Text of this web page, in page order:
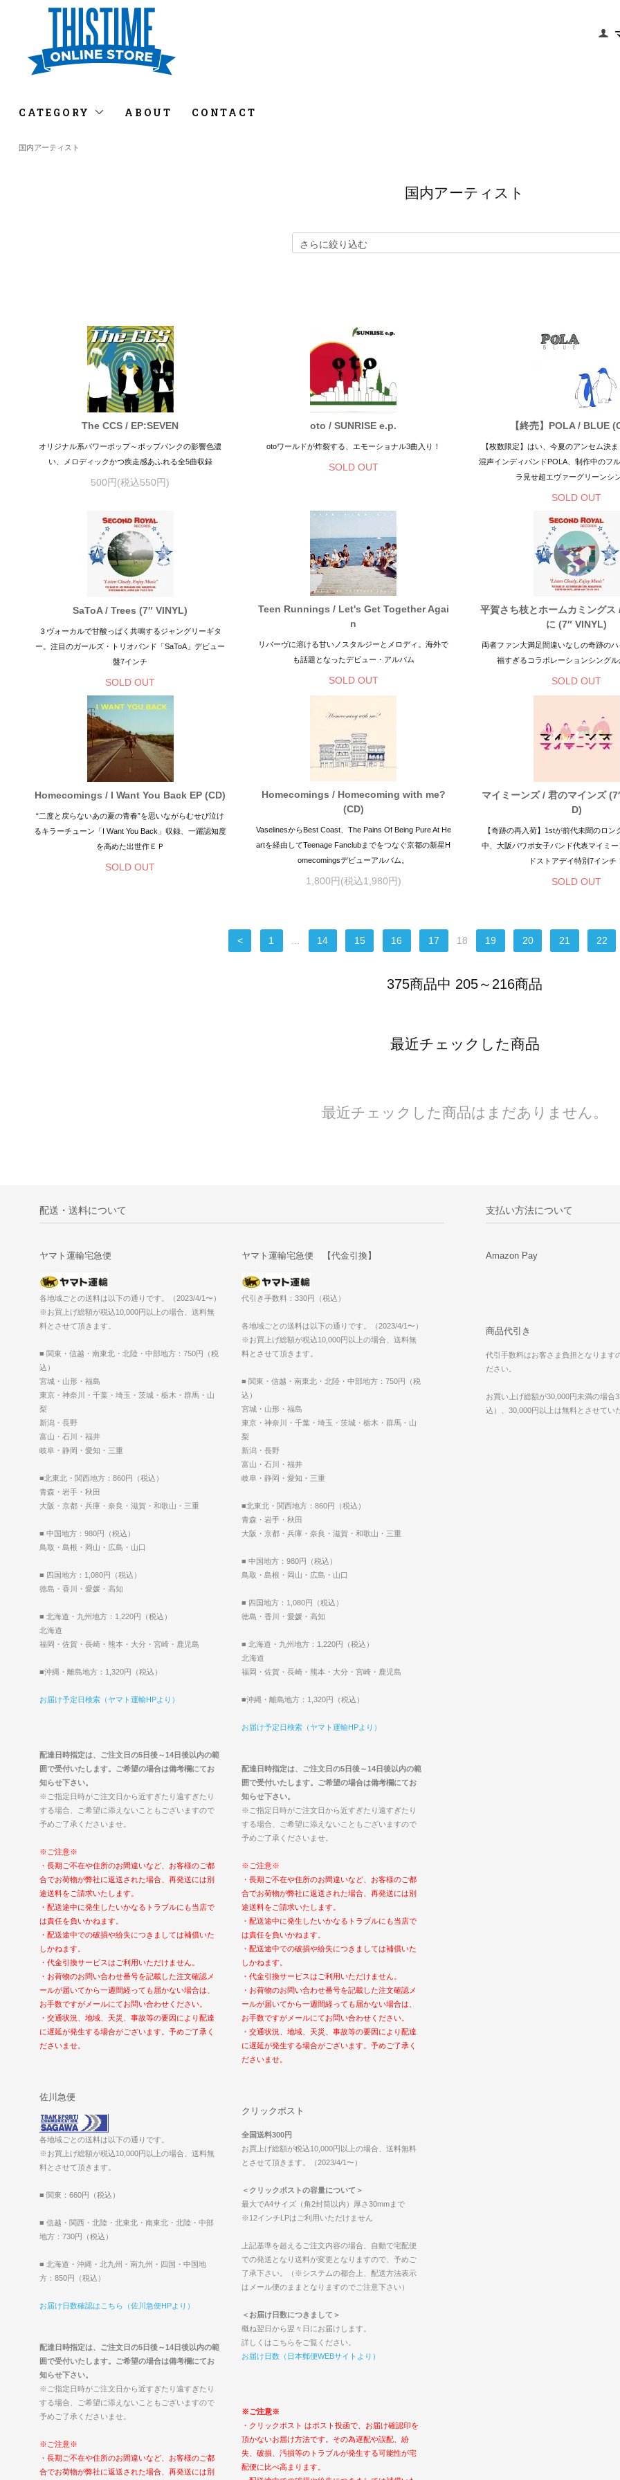
CATEGORY ABOUT CONTACT
国内アーティスト
国内アーティスト
The CCS / EP:SEVEN
オリジナル系パワーポップ～ポップパンクの影響色濃
い、メロディックかつ疾走感あふれる全5曲収録
500円(税込550円)
oto / SUNRISE e.p.
otoワールドが炸裂する、エモーショナル3曲入り！
SOLD OUT
【終売】POLA / BLUE
【枚数限定】はい、今夏のアンセム決
混声インディバンドPOLA、制作中のフ
ラ見せ超エヴァーグリーンシ
SOLD OUT
SaToA / Trees (7″ VINYL)
３ヴォーカルで甘酸っぱく共鳴するジャングリーギタ
ー。注目のガールズ・トリオバンド「SaToA」デビュー
盤7インチ
SOLD OUT
Teen Runnings / Let's Get Together Agai
n
リバーヴに溶ける甘いノスタルジーとメロディ。海外で
も話題となったデビュー・アルバム
SOLD OUT
平賀さち枝とホームカミングス
に (7″ VINYL)
両者ファン大満足間違いなしの奇跡の
福すぎるコラボレーションシングル
SOLD OUT
Homecomings / I Want You Back EP (CD)
“二度と戻らないあの夏の青春”を思いながらむせび泣け
るキラーチューン「I Want You Back」収録、一躍認知度
を高めた出世作ＥＰ
SOLD OUT
Homecomings / Homecoming with me?
(CD)
VaselinesからBest Coast、The Pains Of Being Pure At He
artを経由してTeenage Fanclubまでをつなぐ京都の新星H
omecomingsデビューアルバム。
1,800円(税込1,980円)
マイミーンズ / 君のマインズ
D)
【奇跡の再入荷】1stが前代未聞のロン
中、大阪パワポ女子バンド代表マイミ
ドストアデイ特別7インチ！
SOLD OUT
< 1 ... 14 15 16 17 18 19 20 21 22
375商品中 205～216商品
最近チェックした商品
最近チェックした商品はまだありません。
配送・送料について
ヤマト運輸宅急便
各地域ごとの送料は以下の通りです。（2023/4/1〜）
※お買上げ総額が税込10,000円以上の場合、送料無
料とさせて頂きます。
■ 関東・信越・南東北・北陸・中部地方：750円（税
込）
宮城・山形・福島
東京・神奈川・千葉・埼玉・茨城・栃木・群馬・山
梨
新潟・長野
富山・石川・福井
岐阜・静岡・愛知・三重
■北東北・関西地方：860円（税込）
青森・岩手・秋田
大阪・京都・兵庫・奈良・滋賀・和歌山・三重
■ 中国地方：980円（税込）
鳥取・島根・岡山・広島・山口
■ 四国地方：1,080円（税込）
徳島・香川・愛媛・高知
■ 北海道・九州地方：1,220円（税込）
北海道
福岡・佐賀・長崎・熊本・大分・宮崎・鹿児島
■沖縄・離島地方：1,320円（税込）
お届け予定日検索（ヤマト運輸HPより）
配達日時指定は、ご注文日の5日後～14日後以内の範
囲で受付いたします。ご希望の場合は備考欄にてお
知らせ下さい。
※ご指定日時がご注文日から近すぎたり遠すぎたり
する場合、ご希望に添えないこともございますので
予めご了承くださいませ。
※ご注意※
・長期ご不在や住所のお間違いなど、お客様のご都
合でお荷物が弊社に返送された場合、再発送には別
途送料をご請求いたします。
・配送途中に発生したいかなるトラブルにも当店で
は責任を負いかねます。
・配送途中での破損や紛失につきましては補償いた
しかねます。
・代金引換サービスはご利用いただけません。
・お荷物のお問い合わせ番号を記載した注文確認メ
ールが届いてから一週間経っても届かない場合は、
お手数ですがメールにてお問い合わせください。
・交通状況、地域、天災、事故等の要因により配達
に遅延が発生する場合がございます。予めご了承く
ださいませ。
ヤマト運輸宅急便 【代金引換】
代引き手数料：330円（税込）
各地域ごとの送料は以下の通りです。（2023/4/1〜）
※お買上げ総額が税込10,000円以上の場合、送料無
料とさせて頂きます。
■ 関東・信越・南東北・北陸・中部地方：750円（税
込）
宮城・山形・福島
東京・神奈川・千葉・埼玉・茨城・栃木・群馬・山
梨
新潟・長野
富山・石川・福井
岐阜・静岡・愛知・三重
■北東北・関西地方：860円（税込）
青森・岩手・秋田
大阪・京都・兵庫・奈良・滋賀・和歌山・三重
■ 中国地方：980円（税込）
鳥取・島根・岡山・広島・山口
■ 四国地方：1,080円（税込）
徳島・香川・愛媛・高知
■ 北海道・九州地方：1,220円（税込）
北海道
福岡・佐賀・長崎・熊本・大分・宮崎・鹿児島
■沖縄・離島地方：1,320円（税込）
お届け予定日検索（ヤマト運輸HPより）
配達日時指定は、ご注文日の5日後～14日後以内の範
囲で受付いたします。ご希望の場合は備考欄にてお
知らせ下さい。
※ご指定日時がご注文日から近すぎたり遠すぎたり
する場合、ご希望に添えないこともございますので
予めご了承くださいませ。
※ご注意※
・長期ご不在や住所のお間違いなど、お客様のご都
合でお荷物が弊社に返送された場合、再発送には別
途送料をご請求いたします。
・配送途中に発生したいかなるトラブルにも当店で
は責任を負いかねます。
・配送途中での破損や紛失につきましては補償いた
しかねます。
・代金引換サービスはご利用いただけません。
・お荷物のお問い合わせ番号を記載した注文確認メ
ールが届いてから一週間経っても届かない場合は、
お手数ですがメールにてお問い合わせください。
・交通状況、地域、天災、事故等の要因により配達
に遅延が発生する場合がございます。予めご了承く
ださいませ。
佐川急便
各地域ごとの送料は以下の通りです。
※お買上げ総額が税込10,000円以上の場合、送料無
料とさせて頂きます。
■ 関東：660円（税込）
■ 信越・関西・北陸・北東北・南東北・北陸・中部
地方：730円（税込）
■ 北海道・沖縄・北九州・南九州・四国・中国地
方：850円（税込）
お届け日数確認はこちら（佐川急便HPより）
配達日時指定は、ご注文日の5日後～14日後以内の範
囲で受付いたします。ご希望の場合は備考欄にてお
知らせ下さい。
※ご指定日時がご注文日から近すぎたり遠すぎたり
する場合、ご希望に添えないこともございますので
予めご了承くださいませ。
※ご注意※
・長期ご不在や住所のお間違いなど、お客様のご都
合でお荷物が弊社に返送された場合、再発送には別
クリックポスト
全国送料300円
お買上げ総額が税込10,000円以上の場合、送料無料
とさせて頂きます。（2023/4/1〜）
＜クリックポストの容量について＞
最大でA4サイズ（角2封筒以内）厚さ30mmまで
※12インチLPはご利用いただけません
上記基準を超えるご注文内容の場合、自動で宅配便
での発送となり送料が変更となりますので、予めご
了承下さい。（※システムの都合上、配送方法表示
はメール便のままとなりますのでご注意下さい）
＜お届け日数につきまして＞
概ね翌日から翌々日にお届けします。
詳しくはこちらをご覧ください。
お届け日数（日本郵便WEBサイトより）
※ご注意※
・クリックポスト はポスト投函で、お届け確認印を
頂かないお届け方法です。その為遅配や誤配、紛
失、破損、汚損等のトラブルが発生する可能性が宅
配便に比べ高まります。
支払い方法について
Amazon Pay
商品代引き
代引手数料はお客さま負担となります
ださい。
お買い上げ総額が30,000円未満の場合
込）、30,000円以上は無料とさせてい